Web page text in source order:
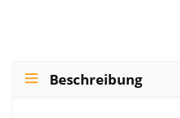
Beschreibung